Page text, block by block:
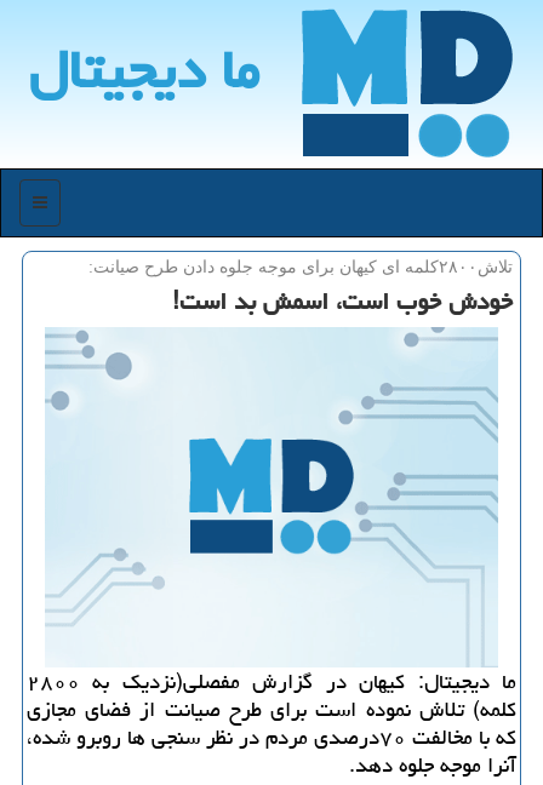
ما دیجیتال
منو
تلاش۲۸۰۰كلمه ای كیهان برای موجه جلوه دادن طرح صیانت:
خودش خوب است، اسمش بد است!
ما دیجیتال: کیهان در گزارش مفصلی(نزدیک به ۲۸۰۰
کلمه) تلاش نموده است برای طرح صیانت از فضای مجازی
که با مخالفت ۷۰درصدی مردم در نظر سنجی ها روبرو شده،
آنرا موجه جلوه دهد.